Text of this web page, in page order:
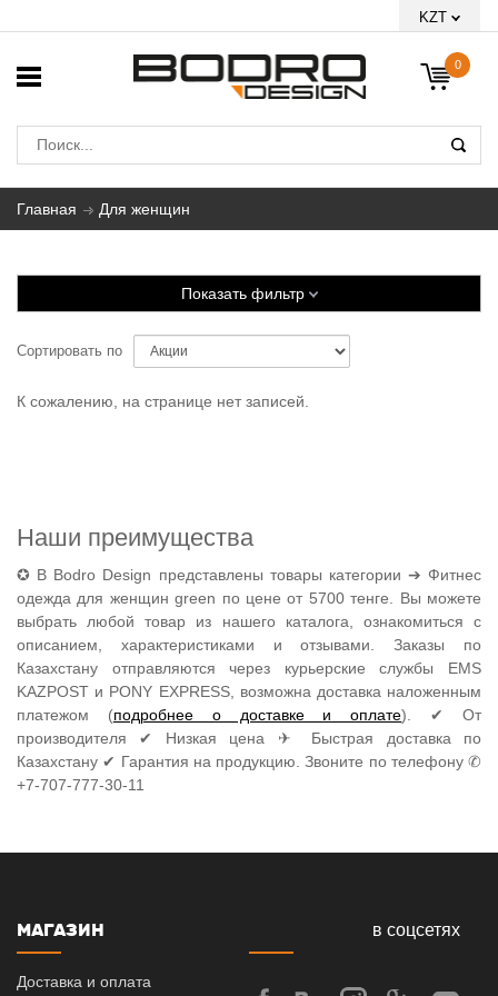
KZT
0
Главная Для женщин
Показать фильтр
Сортировать по
К сожалению, на странице нет записей.
Наши преимущества
✪ В Bodro Design представлены товары категории ➔ Фитнес
одежда для женщин green по цене от 5700 тенге. Вы можете
выбрать любой товар из нашего каталога, ознакомиться с
описанием, характеристиками и отзывами. Заказы по
Казахстану отправляются через курьерские службы EMS
KAZPOST и PONY EXPRESS, возможна доставка наложенным
платежом (подробнее о доставке и оплате). ✔ От
производителя ✔ Низкая цена ✈ Быстрая доставка по
Казахстану ✔ Гарантия на продукцию. Звоните по телефону ✆
+7-707-777-30-11
в соцсетях
МАГАЗИН
Доставка и оплата